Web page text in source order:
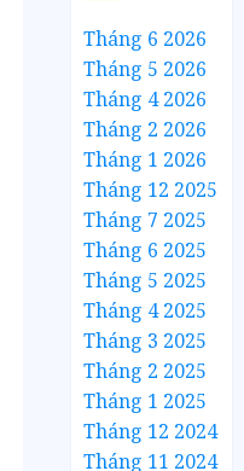
Tháng 6 2026
Tháng 5 2026
Tháng 4 2026
Tháng 2 2026
Tháng 1 2026
Tháng 12 2025
Tháng 7 2025
Tháng 6 2025
Tháng 5 2025
Tháng 4 2025
Tháng 3 2025
Tháng 2 2025
Tháng 1 2025
Tháng 12 2024
Tháng 11 2024